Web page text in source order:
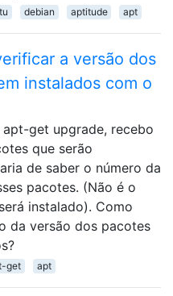
debian aptitude apt
a versão dos
instalados com o
get upgrade, recebo
que serão
de saber o número da
pacotes. (Não é o
instalado). Como
da versão dos pacotes
get apt